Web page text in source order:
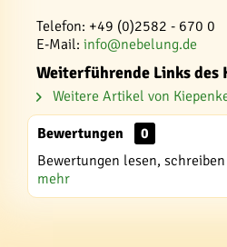
Telefon: +49 (0)2582 - 670 0
E-Mail: info@nebelung.de
Weiterführende Links des
Weitere Artikel von
Bewertungen
0
Bewertungen lesen,
mehr